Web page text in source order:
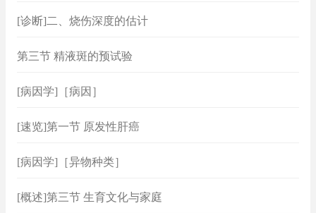
[诊断]二、烧伤深度的估计
第三节 精液斑的预试验
[病因学]［病因］
[速览]第一节 原发性肝癌
[病因学]［异物种类］
[概述]第三节 生育文化与家庭